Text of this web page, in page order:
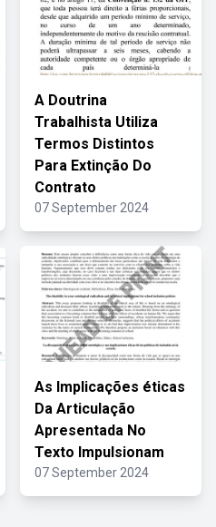
A Doutrina
Trabalhista Utiliza
Termos Distintos
Para Extinção Do
Contrato
07 September 2024
As Implicações éticas
Da Articulação
Apresentada No
Texto Impulsionam
07 September 2024